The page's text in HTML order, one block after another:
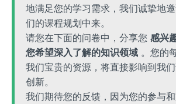
地满足您的学习需求，我们诚挚地
们的课程规划中来。
请您在下面的问卷中，分享您感兴
您希望深入了解的知识领域 。您的
我们宝贵的资源，将直接影响到我
创新。
我们期待您的反馈，因为您的参与